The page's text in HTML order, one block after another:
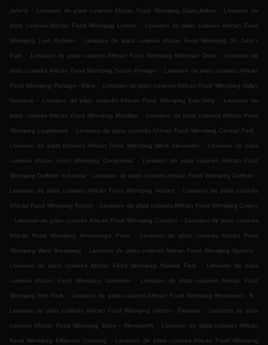
John's . Livraison de plats cuisinés African Food Winnipeg Saint-Johns . Livraison de
plats cuisinés African Food Winnipeg Luxton . Livraison de plats cuisinés African Food
Winnipeg Lord Roberts . Livraison de plats cuisinés African Food Winnipeg St. John's
Park . Livraison de plats cuisinés African Food Winnipeg Kildonan Drive . Livraison de
plats cuisinés African Food Winnipeg South Portage . Livraison de plats cuisinés African
Food Winnipeg Portage - Ellice . Livraison de plats cuisinés African Food Winnipeg Valley
Gardens . Livraison de plats cuisinés African Food Winnipeg Earl Grey . Livraison de
plats cuisinés African Food Winnipeg Mcmillan . Livraison de plats cuisinés African Food
Winnipeg Legislature . Livraison de plats cuisinés African Food Winnipeg Central Park .
Livraison de plats cuisinés African Food Winnipeg West Alexander . Livraison de plats
cuisinés African Food Winnipeg Centennial . Livraison de plats cuisinés African Food
Winnipeg Dufferin Industrial . Livraison de plats cuisinés African Food Winnipeg Dufferin .
Livraison de plats cuisinés African Food Winnipeg Holden . Livraison de plats cuisinés
African Food Winnipeg Roslyn . Livraison de plats cuisinés African Food Winnipeg Colony
. Livraison de plats cuisinés African Food Winnipeg Corydon . Livraison de plats cuisinés
African Food Winnipeg Armstrong's Point . Livraison de plats cuisinés African Food
Winnipeg West Broadway . Livraison de plats cuisinés African Food Winnipeg Spence .
Livraison de plats cuisinés African Food Winnipeg Niakwa Park . Livraison de plats
cuisinés African Food Winnipeg Varennes . Livraison de plats cuisinés African Food
Winnipeg Elm Park . Livraison de plats cuisinés African Food Winnipeg Rossmere - B .
Livraison de plats cuisinés African Food Winnipeg Inkster - Faraday . Livraison de plats
cuisinés African Food Winnipeg Ebby - Wentworth . Livraison de plats cuisinés African
Food Winnipeg Kildonan Crossing . Livraison de plats cuisinés African Food Winnipeg